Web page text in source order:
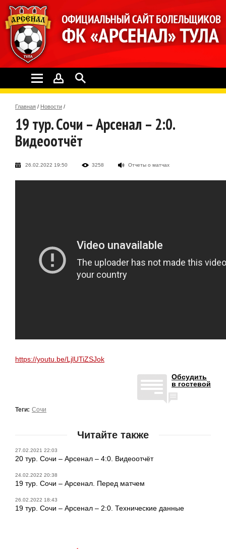
Главная / Новости /
19 тур. Сочи – Арсенал – 2:0.
Видеоотчёт
26.02.2022 19:50 3258 Отчеты о матчах
https://youtu.be/LjlUTiZSJok
Обсудить
в гостевой
Теги: Сочи
Читайте также
27.02.2021 22:03
20 тур. Сочи – Арсенал – 4:0. Видеоотчёт
24.02.2022 20:38
19 тур. Сочи – Арсенал. Перед матчем
26.02.2022 18:43
19 тур. Сочи – Арсенал – 2:0. Технические данные